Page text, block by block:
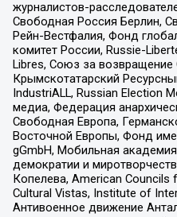
журналистов-
Свободная Россия Берлин,
Рейн-Вестфалия, Фонд
комитет России, Russie-
Libres, Союз за возвращение
Крымскотатарский
IndustriALL, Russian Election
медиа, Федерация
Свободная Европа,
Восточной Европы, Фонд
gGmbH, Мобильная
демократии и
Копелева, American Councils
Cultural Vistas, Institute of
Антивоенное движение